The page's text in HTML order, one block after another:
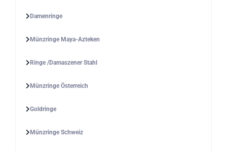
Damenringe
Münzringe Maya-Azteken
Ringe /Damaszener Stahl
Münzringe Österreich
Goldringe
Münzringe Schweiz